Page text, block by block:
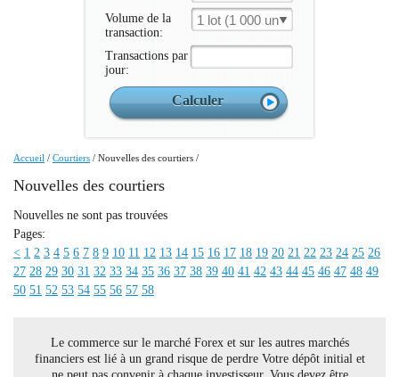
Volume de la
transaction:
1 lot (1 000 un.)
Transactions par
jour:
Accueil / Courtiers / Nouvelles des courtiers /
Nouvelles des courtiers
Nouvelles ne sont pas trouvées
Pages:
< 1 2 3 4 5 6 7 8 9 10 11 12 13 14 15 16 17 18 19 20 21 22 23 24 25 26
27 28 29 30 31 32 33 34 35 36 37 38 39 40 41 42 43 44 45 46 47 48 49
50 51 52 53 54 55 56 57 58
Le commerce sur le marché Forex et sur les autres marchés
financiers est lié à un grand risque de perdre Votre dépôt initial et